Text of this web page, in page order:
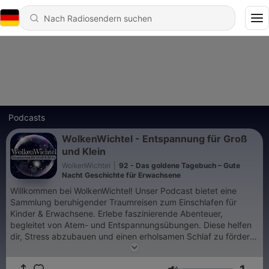
Podcasts
WolkenWichtel - Entspannung für Groß
und Klein
WolkenWichtel
92 - Das goldene Tagebuch – Gute
Nacht Geschichte für Erwachsene
Willkommen bei WolkenWichtel! Unser Podcast bietet eine
Sammlung beruhigender Traumreisen zum Einschlafen für
Kinder & Erwachsene. Erlebe faszinierende Abenteuer,
begleitet von Atem- und Entspannungsübungen. Diese helfen
dir, Stress abzubauen und einen erholsamen Schlaf zu fördern.
Unser Ziel ist es, deine Vorstellungskraft zu beflügeln und